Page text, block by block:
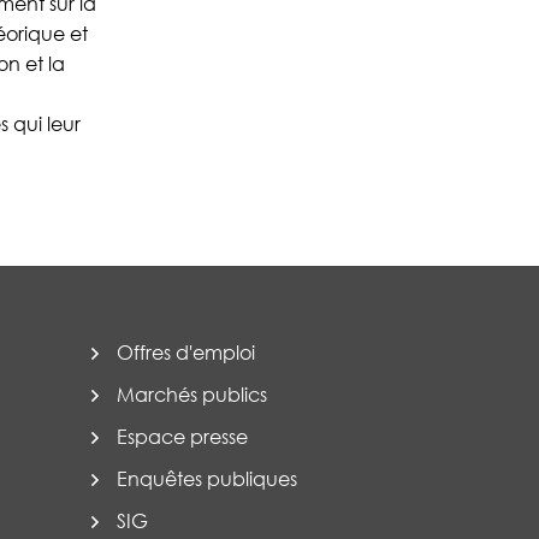
et
et la
qui leur
Offres d'emploi
Marchés publics
Espace presse
Enquêtes publiques
SIG